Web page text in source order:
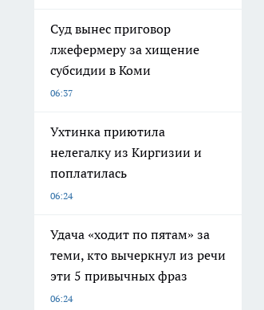
Суд вынес приговор
лжефермеру за хищение
субсидии в Коми
06:37
Ухтинка приютила
нелегалку из Киргизии и
поплатилась
06:24
Удача «ходит по пятам» за
теми, кто вычеркнул из речи
эти 5 привычных фраз
06:24